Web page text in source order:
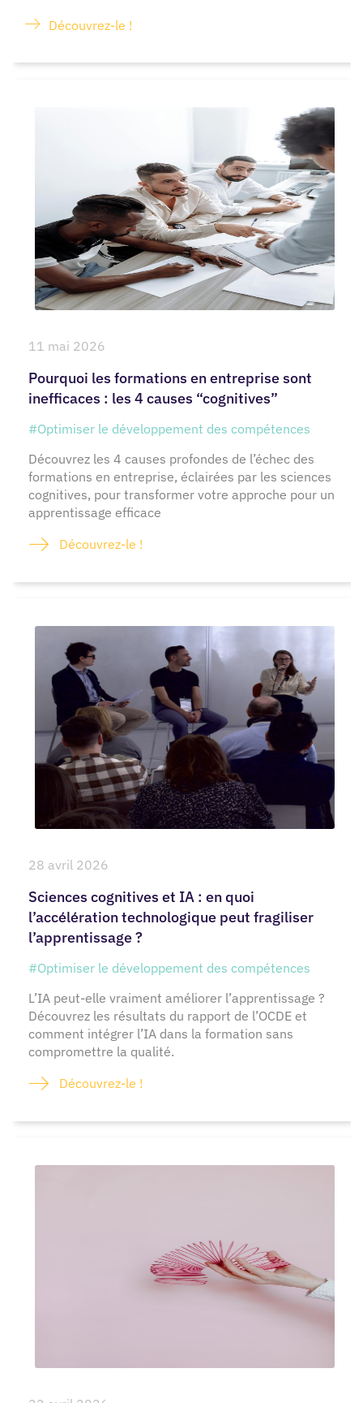
Découvrez-le !
11 mai 2026
Pourquoi les formations en entreprise sont
inefficaces : les 4 causes “cognitives”
#Optimiser le développement des compétences
Découvrez les 4 causes profondes de l’échec des
formations en entreprise, éclairées par les sciences
cognitives, pour transformer votre approche pour un
apprentissage efficace
Découvrez-le !
28 avril 2026
Sciences cognitives et IA : en quoi
l’accélération technologique peut fragiliser
l’apprentissage ?
#Optimiser le développement des compétences
L’IA peut-elle vraiment améliorer l’apprentissage ?
Découvrez les résultats du rapport de l’OCDE et
comment intégrer l’IA dans la formation sans
compromettre la qualité.
Découvrez-le !